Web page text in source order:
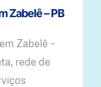
Zabelê – PB
Zabelê –
rede de